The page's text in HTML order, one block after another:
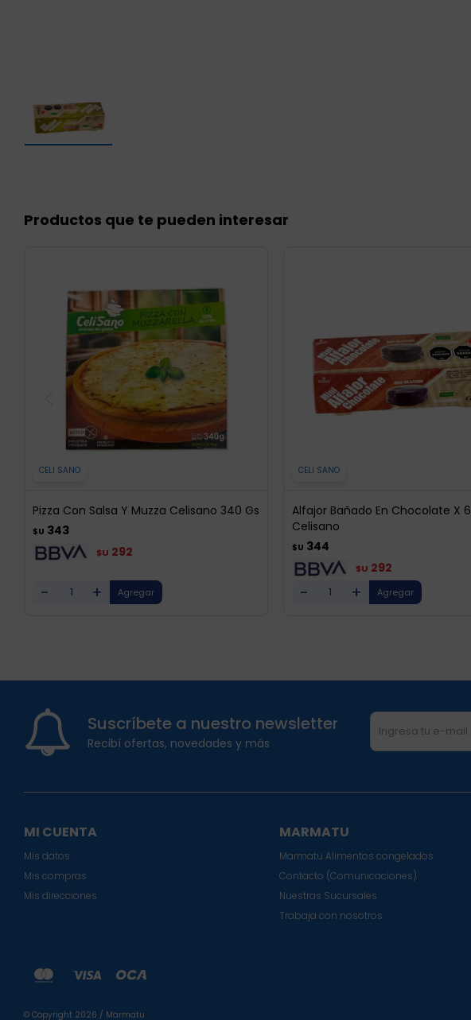
Productos que te pueden interesar
CELI SANO
Pizza Con Salsa Y Muzza Celisano 340 Gs
$U 343
$U 292
- +
CELI SANO
Alfajor Bañado En Chocolate X 6
Celisano
$U 344
$U 292
- +
Suscríbete a nuestro newsletter
Recibí ofertas, novedades y más
MI CUENTA
Mis datos
Mis compras
Mis direcciones
MARMATU
Marmatu Alimentos congelados
Contacto (Comunicaciones)
Nuestras Sucursales
Trabaja con nosotros
© Copyright 2026 / Marmatu